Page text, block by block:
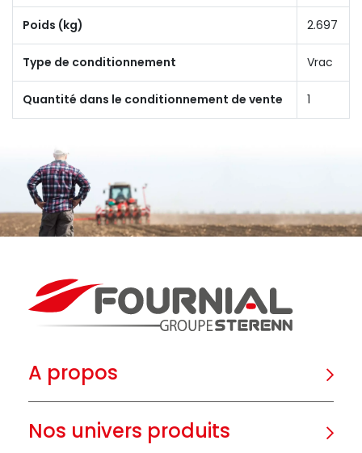
Poids (kg) 2.697
Type de conditionnement Vrac
Quantité dans le conditionnement de vente 1
A propos
Nos univers produits